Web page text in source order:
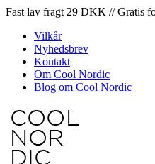
Fast lav fragt 29 DKK // Gratis
Vilkår
Nyhedsbrev
Kontakt
Om Cool Nordic
Blog om Cool Nordic